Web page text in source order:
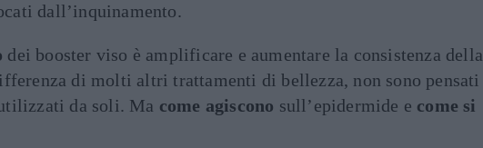
dall’inquinamento.
dei booster viso è amplificare e aumentare la consistenza della
di molti altri trattamenti di bellezza, non sono pensati
da soli. Ma come agiscono sull’epidermide e come si